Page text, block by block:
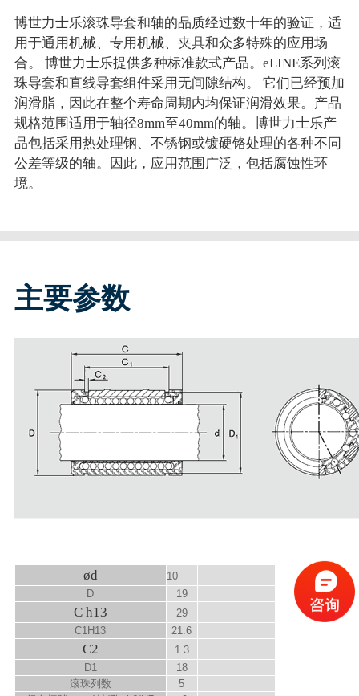
博世力士乐滚珠导套和轴的品质经过数十年的验证，适
用于通用机械、专用机械、夹具和众多特殊的应用场
合。 博世力士乐提供多种标准款式产品。eLINE系列滚
珠导套和直线导套组件采用无间隙结构。 它们已经预加
润滑脂，因此在整个寿命周期内均保证润滑效果。产品
规格范围适用于轴径8mm至40mm的轴。博世力士乐产
品包括采用热处理钢、不锈钢或镀硬铬处理的各种不同
公差等级的轴。因此，应用范围广泛，包括腐蚀性环
境。
主要参数
ød
10
D
19
C h13
29
C1H13 21.6
C2
1.3
D1
18
滚珠列数
5